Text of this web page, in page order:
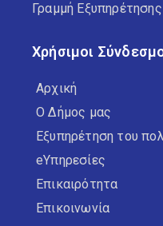
Γραμμή
Χρήσιμοι
Αρχική
Ο Δήμος μας
Εξυπηρέτηση του
eΥπηρεσίες
Επικαιρότητα
Επικοινωνία